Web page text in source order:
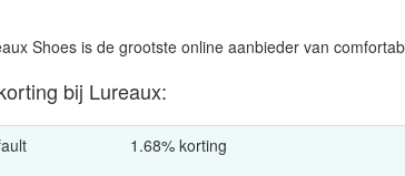
Shoes is de grootste online aanbieder van
bij Lureaux:
1.68% korting